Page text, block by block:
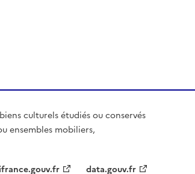
culturels étudiés ou conservés
ensembles mobiliers,
data.gouv.fr